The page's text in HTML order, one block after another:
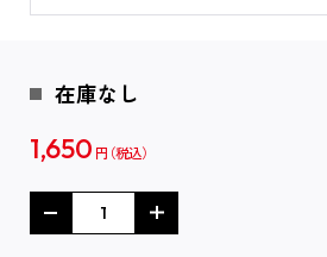
在庫なし
1,650 円